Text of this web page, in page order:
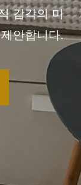
감각의 미
안합니다.